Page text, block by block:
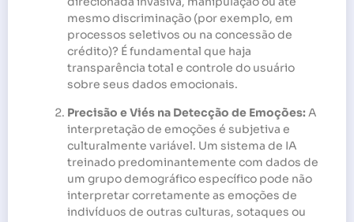
mesmo discriminação (por exemplo, em
processos seletivos ou na concessão de
crédito)? É fundamental que haja
transparência total e controle do usuário
sobre seus dados emocionais.
Precisão e Viés na Detecção de Emoções: A
interpretação de emoções é subjetiva e
culturalmente variável. Um sistema de IA
treinado predominantemente com dados de
um grupo demográfico específico pode não
interpretar corretamente as emoções de
indivíduos de outras culturas, sotaques ou